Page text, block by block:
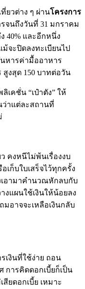
ยวต่าง ๆ ผ่านโครงการ
จนถึงวันที่ 31 มกราคม
40% และอีกหนึ่ง
ม้จะปิดลงทะเบียนไป
หารค่ามื้ออาหาร
สูงสุด 150 บาทต่อวัน
เคชั่น “เป๋าตัง” ให้
าแต่ละสถานที่
คงหนีไม่พ้นเรื่องงบ
ก็บใบเสร็จไว้ทุกครั้ง
เอามาคำนวณหักลบกับ
งแผนใช้เงินให้น้อยลง
อาจจะเหลือเงินกลับ
เงินที่ใช้ง่าย ถอน
การคิดดอกเบี้ยก็เป็น
ยดอกเบี้ย เหมาะ